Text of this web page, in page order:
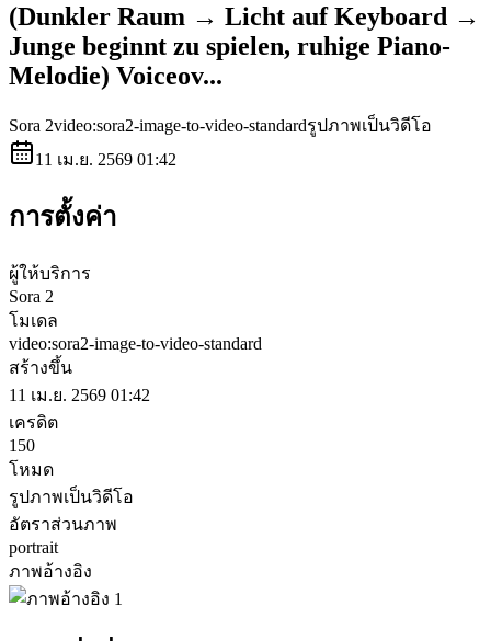
(Dunkler Raum → Licht auf Keyboard →
Junge beginnt zu spielen, ruhige Piano-
Melodie) Voiceov...
Sora 2video:sora2-image-to-video-standardรูปภาพเป็นวิดีโอ
11 เม.ย. 2569 01:42
การตั้งค่า
ผู้ให้บริการ
Sora 2
โมเดล
video:sora2-image-to-video-standard
สร้างขึ้น
11 เม.ย. 2569 01:42
เครดิต
150
โหมด
รูปภาพเป็นวิดีโอ
อัตราส่วนภาพ
portrait
ภาพอ้างอิง